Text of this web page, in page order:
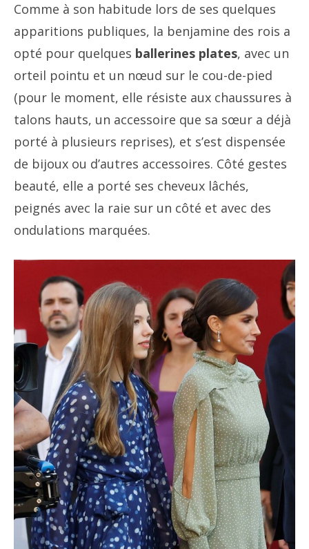
Comme à son habitude lors de ses quelques
apparitions publiques, la benjamine des rois a
opté pour quelques ballerines plates, avec un
orteil pointu et un nœud sur le cou-de-pied
(pour le moment, elle résiste aux chaussures à
talons hauts, un accessoire que sa sœur a déjà
porté à plusieurs reprises), et s’est dispensée
de bijoux ou d’autres accessoires. Côté gestes
beauté, elle a porté ses cheveux lâchés,
peignés avec la raie sur un côté et avec des
ondulations marquées.